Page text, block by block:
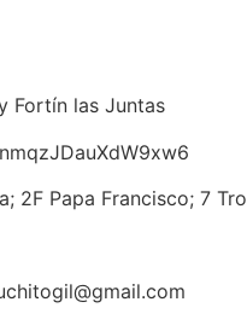
Fortín las Juntas
2F Papa Francisco; 7